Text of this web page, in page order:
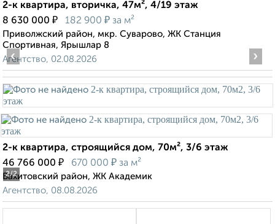
2-к квартира, вторичка, 47м², 4/19 этаж
8 630 000 ₽ 182 900 ₽ за м²
Приволжский район, мкр. Суварово, ЖК Станция
Спортивная, Ярышлар 8
Агентство, 02.08.2026
2/2
‹ ›
2-к квартира, строящийся дом, 70м², 3/6 этаж
46 766 000 ₽ 670 000 ₽ за м²
Вахитовский район, ЖК Академик
Агентство, 08.08.2026